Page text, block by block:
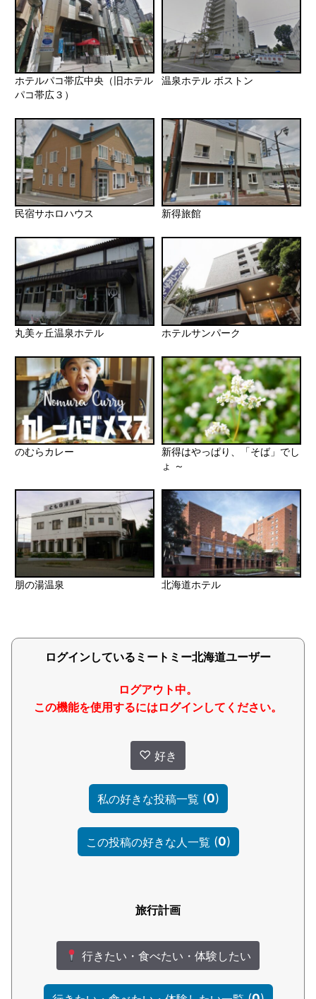
ホテルパコ帯広中央（旧ホテル
パコ帯広３）
温泉ホテル ボストン
民宿サホロハウス 新得旅館
丸美ヶ丘温泉ホテル ホテルサンパーク
のむらカレー
新得はやっぱり、「そば」でし
ょ ～
朋の湯温泉 北海道ホテル
ログインしているミートミー北海道ユーザー
ログアウト中。
この機能を使用するにはログインしてください。
♡ 好き
私の好きな投稿一覧 (0)
この投稿の好きな人一覧 (0)
旅行計画
行きたい・食べたい・体験したい